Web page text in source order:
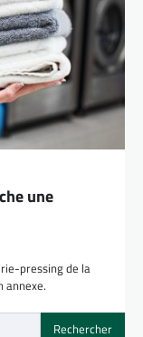
une
pressing de la
annexe.